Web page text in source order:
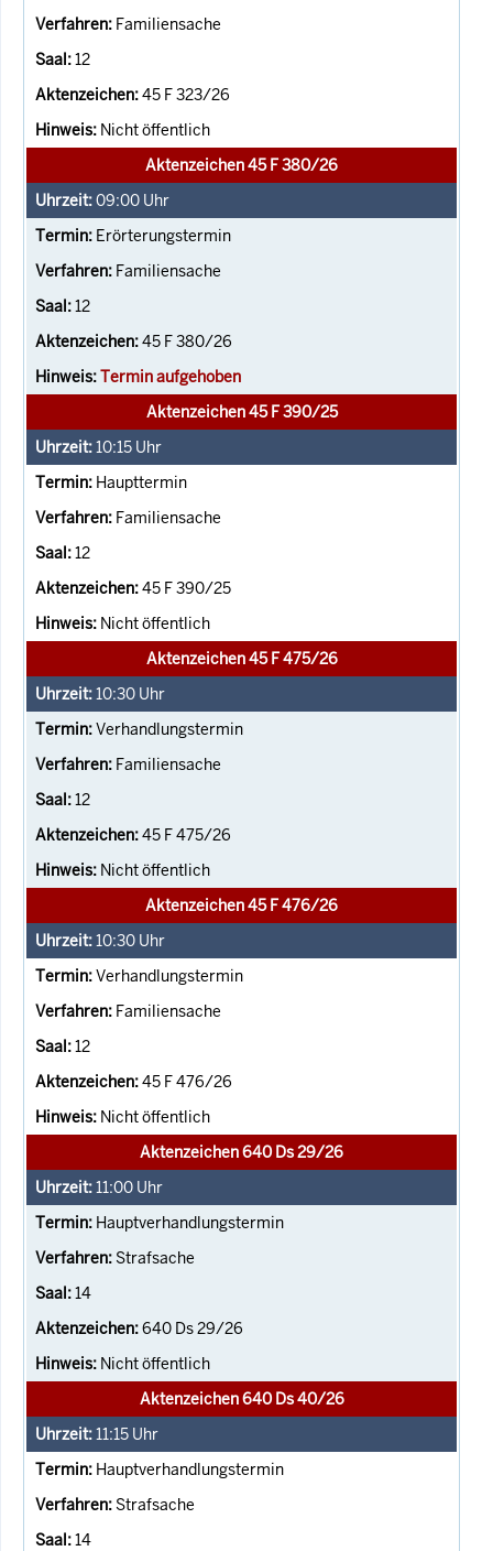
Familiensache
12
45 F 323/26
Nicht öffentlich
Aktenzeichen 45 F 380/26
09:00 Uhr
Erörterungstermin
Familiensache
12
45 F 380/26
Termin aufgehoben
Aktenzeichen 45 F 390/25
10:15 Uhr
Haupttermin
Familiensache
12
45 F 390/25
Nicht öffentlich
Aktenzeichen 45 F 475/26
10:30 Uhr
Verhandlungstermin
Familiensache
12
45 F 475/26
Nicht öffentlich
Aktenzeichen 45 F 476/26
10:30 Uhr
Verhandlungstermin
Familiensache
12
45 F 476/26
Nicht öffentlich
Aktenzeichen 640 Ds 29/26
11:00 Uhr
Hauptverhandlungstermin
Strafsache
14
640 Ds 29/26
Nicht öffentlich
Aktenzeichen 640 Ds 40/26
11:15 Uhr
Hauptverhandlungstermin
Strafsache
14